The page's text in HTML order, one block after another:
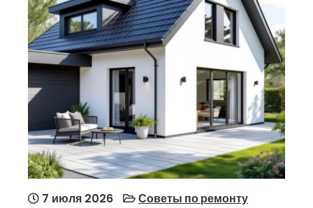
7 июля 2026 Советы по ремонту